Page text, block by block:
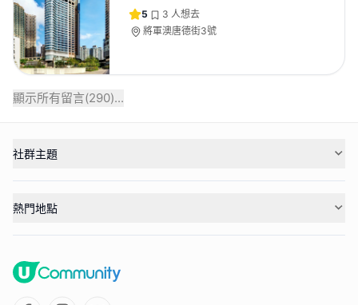
5 3 人想去
將軍澳唐德街3號
顯示所有留言(290)...
社群主題
熱門地點